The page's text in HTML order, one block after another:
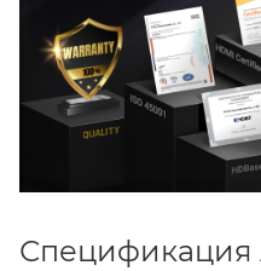
Спецификация